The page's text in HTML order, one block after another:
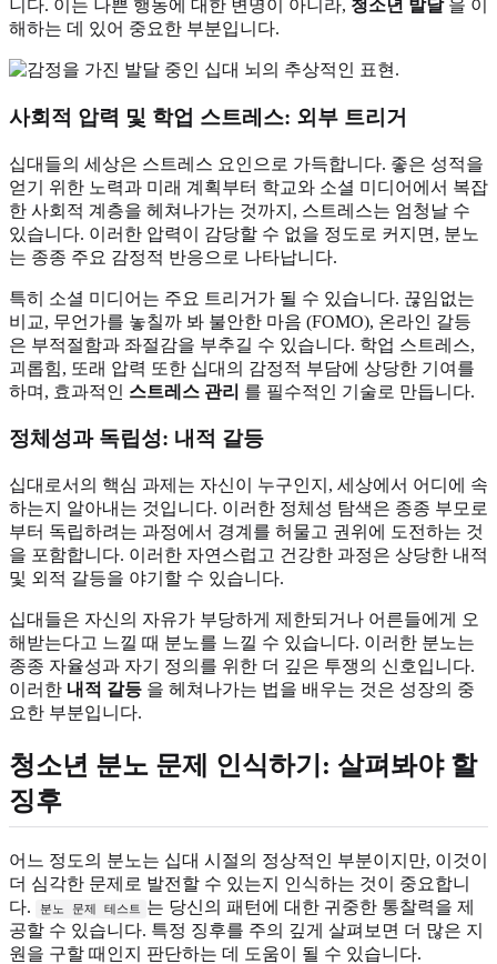
니다. 이는 나쁜 행동에 대한 변명이 아니라, 청소년 발달을 이
해하는 데 있어 중요한 부분입니다.
사회적 압력 및 학업 스트레스: 외부 트리거
십대들의 세상은 스트레스 요인으로 가득합니다. 좋은 성적을
얻기 위한 노력과 미래 계획부터 학교와 소셜 미디어에서 복잡
한 사회적 계층을 헤쳐나가는 것까지, 스트레스는 엄청날 수
있습니다. 이러한 압력이 감당할 수 없을 정도로 커지면, 분노
는 종종 주요 감정적 반응으로 나타납니다.
특히 소셜 미디어는 주요 트리거가 될 수 있습니다. 끊임없는
비교, 무언가를 놓칠까 봐 불안한 마음 (FOMO), 온라인 갈등
은 부적절함과 좌절감을 부추길 수 있습니다. 학업 스트레스,
괴롭힘, 또래 압력 또한 십대의 감정적 부담에 상당한 기여를
하며, 효과적인 스트레스 관리 를 필수적인 기술로 만듭니다.
정체성과 독립성: 내적 갈등
십대로서의 핵심 과제는 자신이 누구인지, 세상에서 어디에 속
하는지 알아내는 것입니다. 이러한 정체성 탐색은 종종 부모로
부터 독립하려는 과정에서 경계를 허물고 권위에 도전하는 것
을 포함합니다. 이러한 자연스럽고 건강한 과정은 상당한 내적
및 외적 갈등을 야기할 수 있습니다.
십대들은 자신의 자유가 부당하게 제한되거나 어른들에게 오
해받는다고 느낄 때 분노를 느낄 수 있습니다. 이러한 분노는
종종 자율성과 자기 정의를 위한 더 깊은 투쟁의 신호입니다.
이러한 내적 갈등 을 헤쳐나가는 법을 배우는 것은 성장의 중
요한 부분입니다.
청소년 분노 문제 인식하기: 살펴봐야 할
징후
어느 정도의 분노는 십대 시절의 정상적인 부분이지만, 이것이
더 심각한 문제로 발전할 수 있는지 인식하는 것이 중요합니
다.
분노 문제 테스트 는 당신의 패턴에 대한 귀중한 통찰력을 제
공할 수 있습니다. 특정 징후를 주의 깊게 살펴보면 더 많은 지
원을 구할 때인지 판단하는 데 도움이 될 수 있습니다.